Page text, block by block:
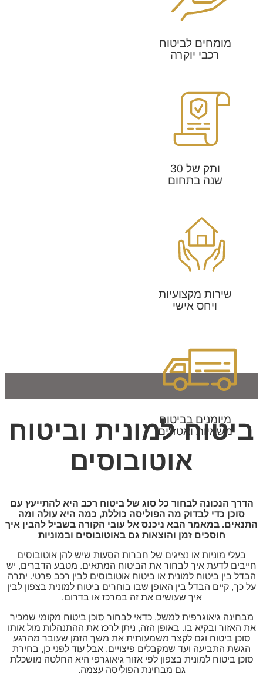
מומחים לביטוח
רכבי יוקרה
ותק של 30
שנה בתחום
שירות מקצועיות
ויחס אישי
מיומנים בביטוח
משאיות ואטז"ים
ביטוח למונית וביטוח
אוטובוסים
הדרך הנכונה לבחור כל סוג של ביטוח רכב היא להתייעץ עם
סוכן כדי לבדוק מה הפוליסה כוללת, כמה היא עולה ומה
התנאים. במאמר הבא ניכנס אל עובי הקורה בשביל להבין איך
חוסכים זמן והוצאות גם באוטובוסים ובמוניות
בעלי מוניות או נציגים של חברות הסעות שיש להן אוטובוסים
חייבים לדעת איך לבחור את הביטוח המתאים. מטבע הדברים, יש
הבדל בין ביטוח למונית או ביטוח אוטובוסים לבין רכב פרטי. יתרה
על כך, קיים הבדל בין האופן שבו בוחרים ביטוח למונית בצפון לבין
איך שעושים את זה במרכז או בדרום.
מבחינה גיאוגרפית למשל, כדאי לבחור סוכן ביטוח מקומי שמכיר
את האזור ובקיא בו. באופן הזה, ניתן לרכז את ההתנהלות מול אותו
סוכן ביטוח וגם לקצר משמעותית את משך הזמן שעובר מהרגע
הגשת התביעה ועד שמקבלים פיצויים. אבל עוד לפני כן, בחירת
סוכן ביטוח למונית בצפון לפי אזור גיאוגרפי היא החלטה מושכלת
גם מבחינת הפוליסה עצמה.